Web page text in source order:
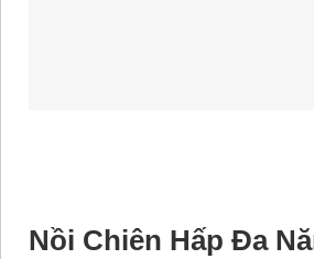
Nồi Chiên Hấp Đa